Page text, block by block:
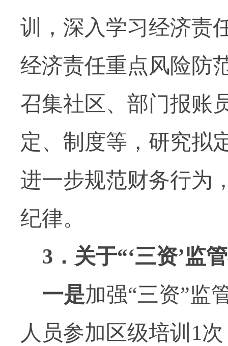
训，深入学习经济责
经济责任重点风险防
召集社区、部门报账
定、制度等，研究拟
进一步规范财务行为
纪律。
3 ．关于“‘三资’监
一是加强“三资”监
人员参加区级培训 1